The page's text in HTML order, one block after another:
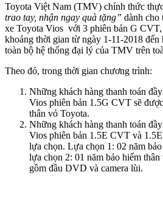
Toyota Việt Nam (TMV) chính thức
trao tay, nhận ngay quà tặng” dành cho
xe Toyota Vios với 3 phiên bản G
khoảng thời gian từ ngày 1-11-2018 đến
toàn bộ hệ thống đại lý của TMV trên
Theo đó, trong thời gian chương trình:
Những khách hàng thanh toán
Vios phiên bản 1.5G CVT sẽ
thân vỏ Toyota.
Những khách hàng thanh toán
Vios phiên bản 1.5E CVT và
lựa chọn. Lựa chọn 1: 02 năm
lựa chọn 2: 01 năm bảo hiểm
gồm đầu DVD và camera lùi.